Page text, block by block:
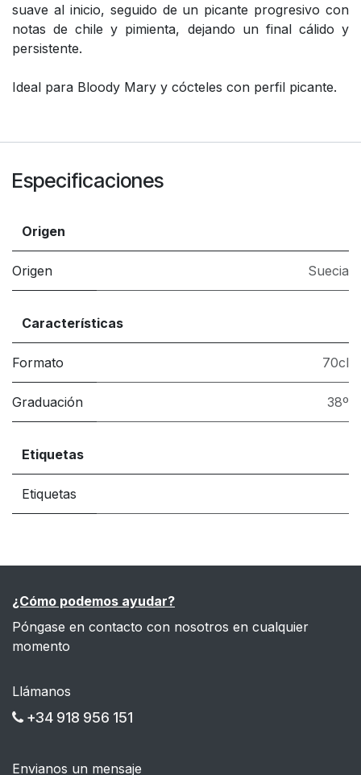
suave al inicio, seguido de un picante progresivo con
notas de chile y pimienta, dejando un final cálido y
persistente.
Ideal para Bloody Mary y cócteles con perfil picante.
Especificaciones
Origen
Origen Suecia
Características
Formato 70cl
Graduación 38º
Etiquetas
Etiquetas
¿Cómo podemos ayudar?
Póngase en contacto con nosotros en cualquier
momento
Llámanos
+34 918 956 151
Envianos un mensaje